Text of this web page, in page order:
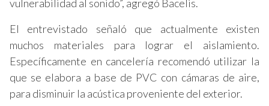
vulnerabilidad al sonido”, agregó Bacelis.
El entrevistado señaló que actualmente existen
muchos materiales para lograr el aislamiento.
Específicamente en cancelería recomendó utilizar la
que se elabora a base de PVC con cámaras de aire,
para disminuir la acústica proveniente del exterior.